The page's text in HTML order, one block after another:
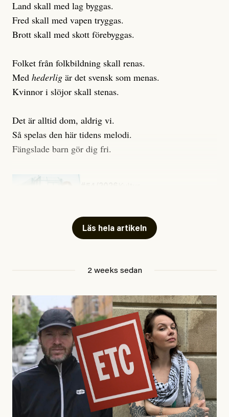
Land skall med lag byggas.
Fred skall med vapen tryggas.
Brott skall med skott förebyggas.
Folket från folkbildning skall renas.
Med hederlig är det svensk som menas.
Kvinnor i slöjor skall stenas.
Det är alltid dom, aldrig vi.
Så spelas den här tidens melodi.
Fängslade barn gör dig fri.
Läs hela artikeln
2 weeks sedan